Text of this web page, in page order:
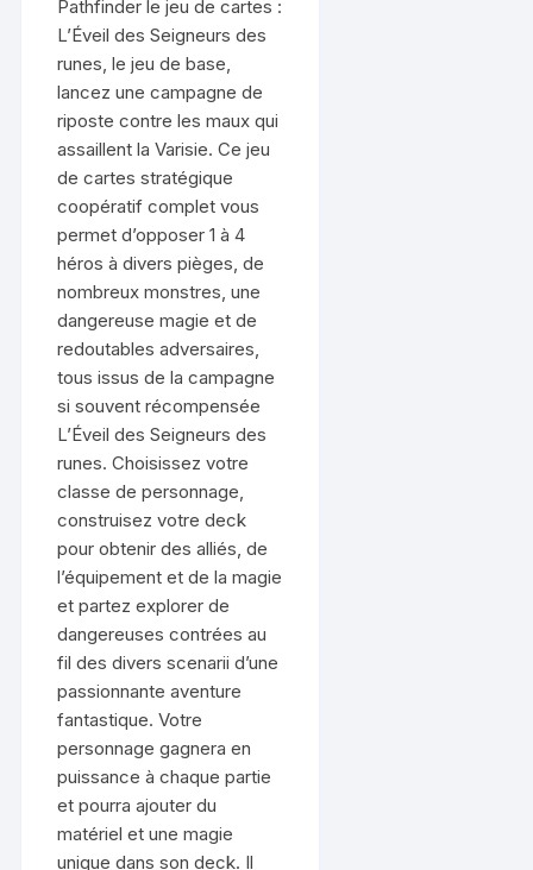
Pathfinder le jeu de cartes :
L’Éveil des Seigneurs des
runes, le jeu de base,
lancez une campagne de
riposte contre les maux qui
assaillent la Varisie. Ce jeu
de cartes stratégique
coopératif complet vous
permet d’opposer 1 à 4
héros à divers pièges, de
nombreux monstres, une
dangereuse magie et de
redoutables adversaires,
tous issus de la campagne
si souvent récompensée
L’Éveil des Seigneurs des
runes. Choisissez votre
classe de personnage,
construisez votre deck
pour obtenir des alliés, de
l’équipement et de la magie
et partez explorer de
dangereuses contrées au
fil des divers scenarii d’une
passionnante aventure
fantastique. Votre
personnage gagnera en
puissance à chaque partie
et pourra ajouter du
matériel et une magie
unique dans son deck. Il